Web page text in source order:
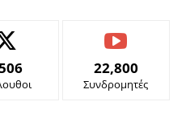
22,800
Συνδρομητές